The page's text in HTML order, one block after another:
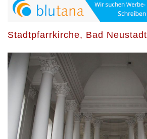
Stadtpfarrkirche, Bad Neustadt